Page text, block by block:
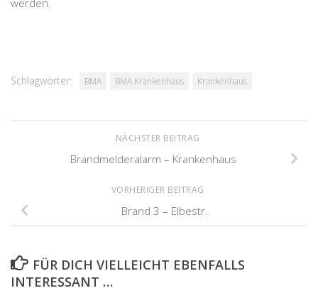
werden.
Schlagwörter: BMA BMA Krankenhaus Krankenhaus
NÄCHSTER BEITRAG
Brandmelderalarm – Krankenhaus
VORHERIGER BEITRAG
Brand 3 – Elbestr.
FÜR DICH VIELLEICHT EBENFALLS
INTERESSANT …